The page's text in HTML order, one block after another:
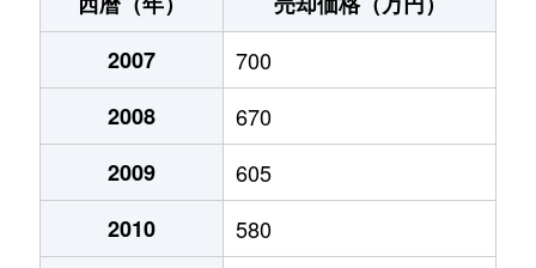
2007
700
2008
670
2009
605
2010
580